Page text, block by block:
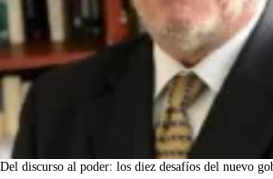
Del discurso al poder: los diez desafíos del nuevo